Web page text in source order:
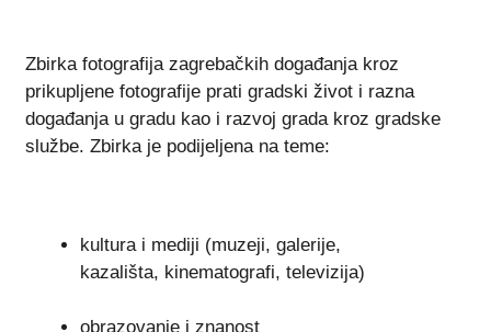
Zbirka fotografija zagrebačkih događanja kroz
prikupljene fotografije prati gradski život i razna
događanja u gradu kao i razvoj grada kroz gradske
službe. Zbirka je podijeljena na teme:
kultura i mediji (muzeji, galerije,
kazališta, kinematografi, televizija)
obrazovanje i znanost